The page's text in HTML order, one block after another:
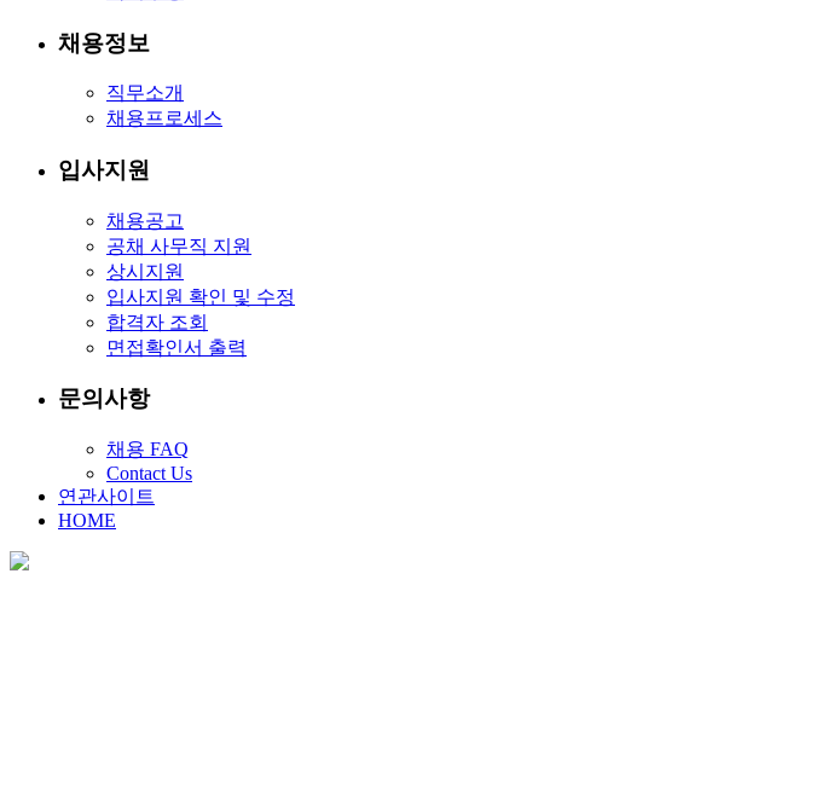
채용정보
직무소개
채용프로세스
입사지원
채용공고
공채 사무직 지원
상시지원
입사지원 확인 및 수정
합격자 조회
면접확인서 출력
문의사항
채용 FAQ
Contact Us
연관사이트
HOME